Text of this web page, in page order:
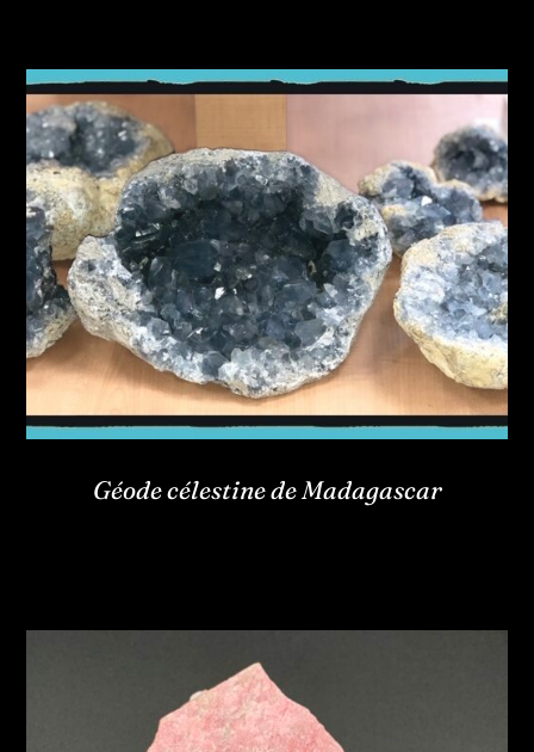
Géode célestine de Madagascar